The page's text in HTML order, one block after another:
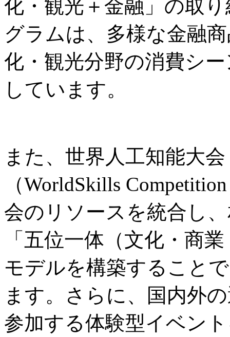
化・観光＋金融」の取
グラムは、多様な金融
化・観光分野の消費シ
しています。
また、世界人工知能大
（WorldSkills
会のリソースを統合し
「五位一体（文化・商
モデルを構築すること
ます。さらに、国内外
参加する体験型イベン